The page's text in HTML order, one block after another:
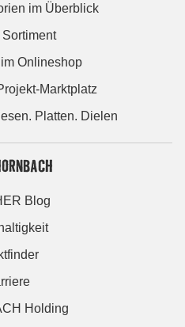
im Überblick
Sortiment
Onlineshop
Marktplatz
Platten. Dielen
Blog
Holding